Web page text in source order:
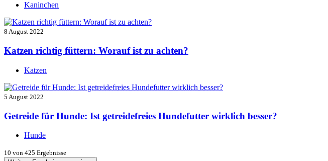
Kaninchen
8 August 2022
Katzen richtig füttern: Worauf ist zu achten?
Katzen
5 August 2022
Getreide für Hunde: Ist getreidefreies Hundefutter wirklich besser?
Hunde
10 von 425 Ergebnisse